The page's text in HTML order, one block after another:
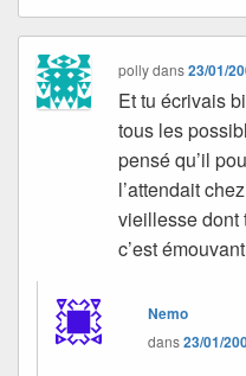
pollydans23/01/
Et tu écrivais
tous les
pensé qu’il
l’attendait
vieillesse dont
c’est
Nemo
dans23/01/